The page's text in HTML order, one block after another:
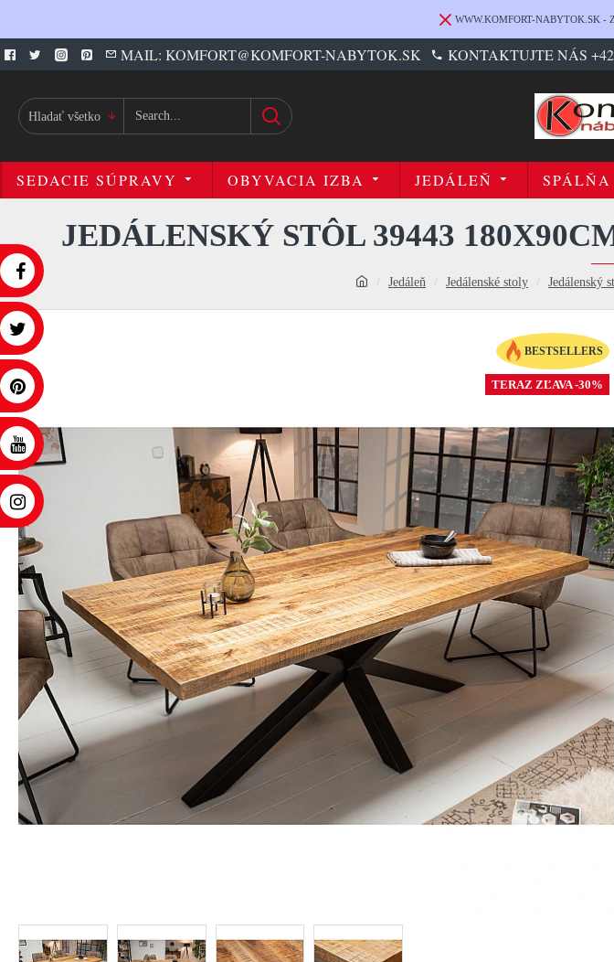
WWW.KOMFORT-NABYTOK.SK
MAIL: KOMFORT@KOMFORT-NABYTOK.SK KONTAKTUJTE NÁS
Hladať všetko
SEDACIE SÚPRAVY OBYVACIA IZBA JEDÁLEŇ SPÁLŇA
Jedáleň Jedálenské stoly Jedálenský
JEDÁLENSKÝ STÔL 39443
BESTSELLERS
TERAZ ZĽAVA -30%